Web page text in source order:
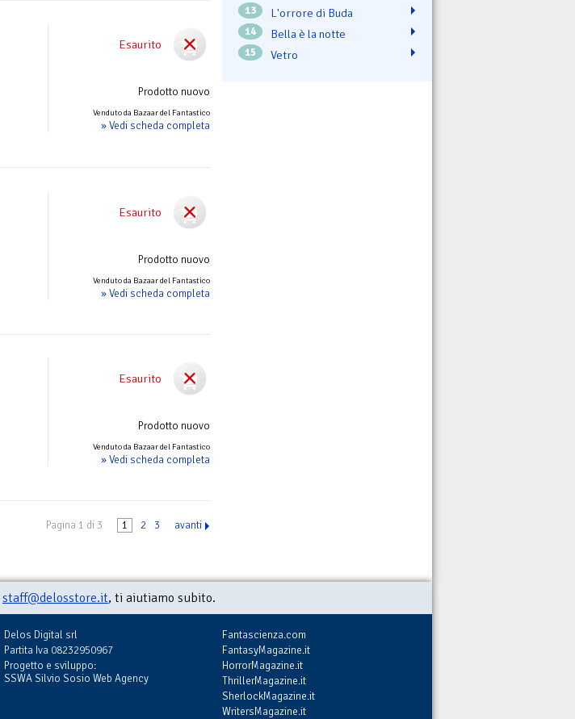
Esaurito
Prodotto nuovo
Venduto da Bazaar del Fantastico
» Vedi scheda completa
Esaurito
Prodotto nuovo
Venduto da Bazaar del Fantastico
» Vedi scheda completa
Esaurito
Prodotto nuovo
Venduto da Bazaar del Fantastico
» Vedi scheda completa
Pagina 1 di 3 1 2 3 avanti
13 L'orrore di Buda
14 Bella è la notte
15 Vetro
staff@delosstore.it, ti aiutiamo subito.
Delos Digital srl
Partita Iva 08232950967
Progetto e sviluppo:
SSWA Silvio Sosio Web Agency
Fantascienza.com
FantasyMagazine.it
HorrorMagazine.it
ThrillerMagazine.it
SherlockMagazine.it
WritersMagazine.it